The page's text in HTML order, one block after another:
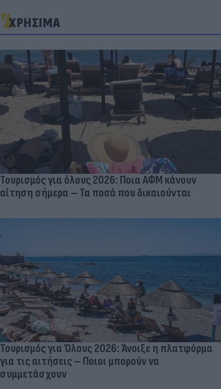
ΧΡΗΣΙΜΑ
Τουρισμός για όλους 2026: Ποια ΑΦΜ κάνουν
αίτηση σήμερα – Τα ποσά που δικαιούνται
Τουρισμός για Όλους 2026: Άνοιξε η πλατφόρμα
για τις αιτήσεις – Ποιοι μπορούν να
συμμετάσχουν